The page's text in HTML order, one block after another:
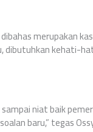
merupakan
dibutuhkan kehati-
niat baik
baru,” tegas